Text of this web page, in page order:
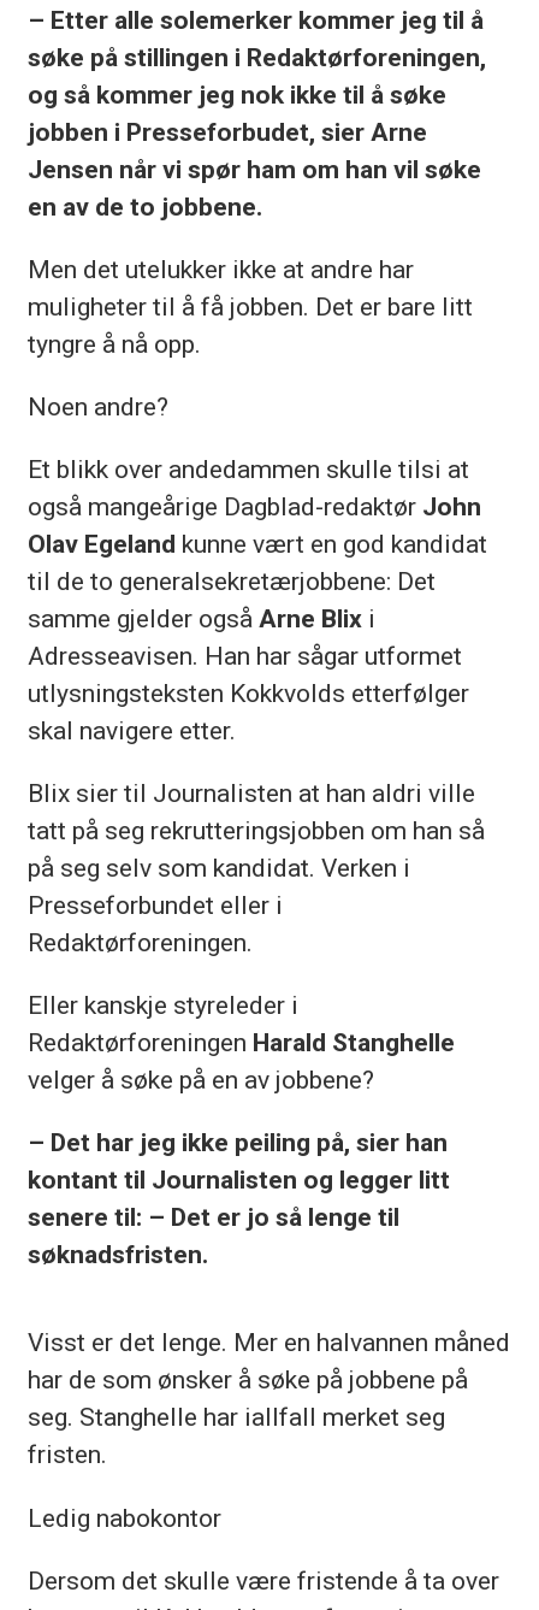
– Etter alle solemerker kommer jeg til å
søke på stillingen i Redaktørforeningen,
og så kommer jeg nok ikke til å søke
jobben i Presseforbudet, sier Arne
Jensen når vi spør ham om han vil søke
en av de to jobbene.
Men det utelukker ikke at andre har
muligheter til å få jobben. Det er bare litt
tyngre å nå opp.
Noen andre?
Et blikk over andedammen skulle tilsi at
også mangeårige Dagblad-redaktør John
Olav Egeland kunne vært en god kandidat
til de to generalsekretærjobbene: Det
samme gjelder også Arne Blix i
Adresseavisen. Han har sågar utformet
utlysningsteksten Kokkvolds etterfølger
skal navigere etter.
Blix sier til Journalisten at han aldri ville
tatt på seg rekrutteringsjobben om han så
på seg selv som kandidat. Verken i
Presseforbundet eller i
Redaktørforeningen.
Eller kanskje styreleder i
Redaktørforeningen Harald Stanghelle
velger å søke på en av jobbene?
– Det har jeg ikke peiling på, sier han
kontant til Journalisten og legger litt
senere til: – Det er jo så lenge til
søknadsfristen.
Visst er det lenge. Mer en halvannen måned
har de som ønsker å søke på jobbene på
seg. Stanghelle har iallfall merket seg
fristen.
Ledig nabokontor
Dersom det skulle være fristende å ta over